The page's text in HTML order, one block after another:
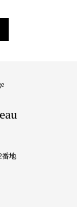
番地